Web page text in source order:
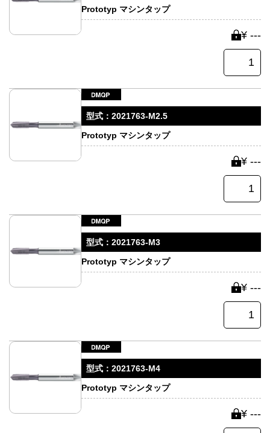
Prototyp マシンタップ
¥ ---
型式： 2021763-M2.5
Prototyp マシンタップ
¥ ---
型式： 2021763-M3
Prototyp マシンタップ
¥ ---
型式： 2021763-M4
Prototyp マシンタップ
¥ ---